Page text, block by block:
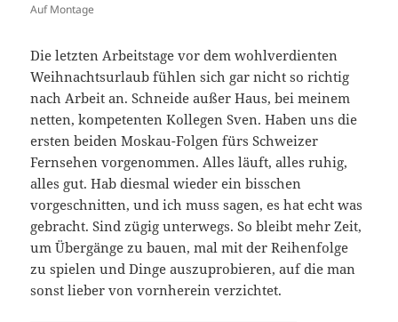
Auf Montage
Die letzten Arbeitstage vor dem wohlverdienten
Weihnachtsurlaub fühlen sich gar nicht so richtig
nach Arbeit an. Schneide außer Haus, bei meinem
netten, kompetenten Kollegen Sven. Haben uns die
ersten beiden Moskau-Folgen fürs Schweizer
Fernsehen vorgenommen. Alles läuft, alles ruhig,
alles gut. Hab diesmal wieder ein bisschen
vorgeschnitten, und ich muss sagen, es hat echt was
gebracht. Sind zügig unterwegs. So bleibt mehr Zeit,
um Übergänge zu bauen, mal mit der Reihenfolge
zu spielen und Dinge auszuprobieren, auf die man
sonst lieber von vornherein verzichtet.